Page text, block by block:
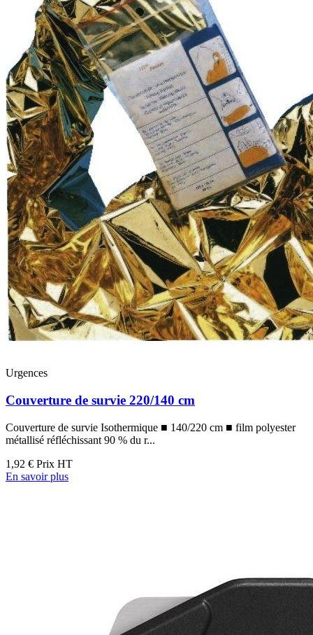
Urgences
Couverture de survie 220/140 cm
Couverture de survie Isothermique ■ 140/220 cm ■ film polyester
métallisé réfléchissant 90 % du r...
1,92 € Prix HT
En savoir plus